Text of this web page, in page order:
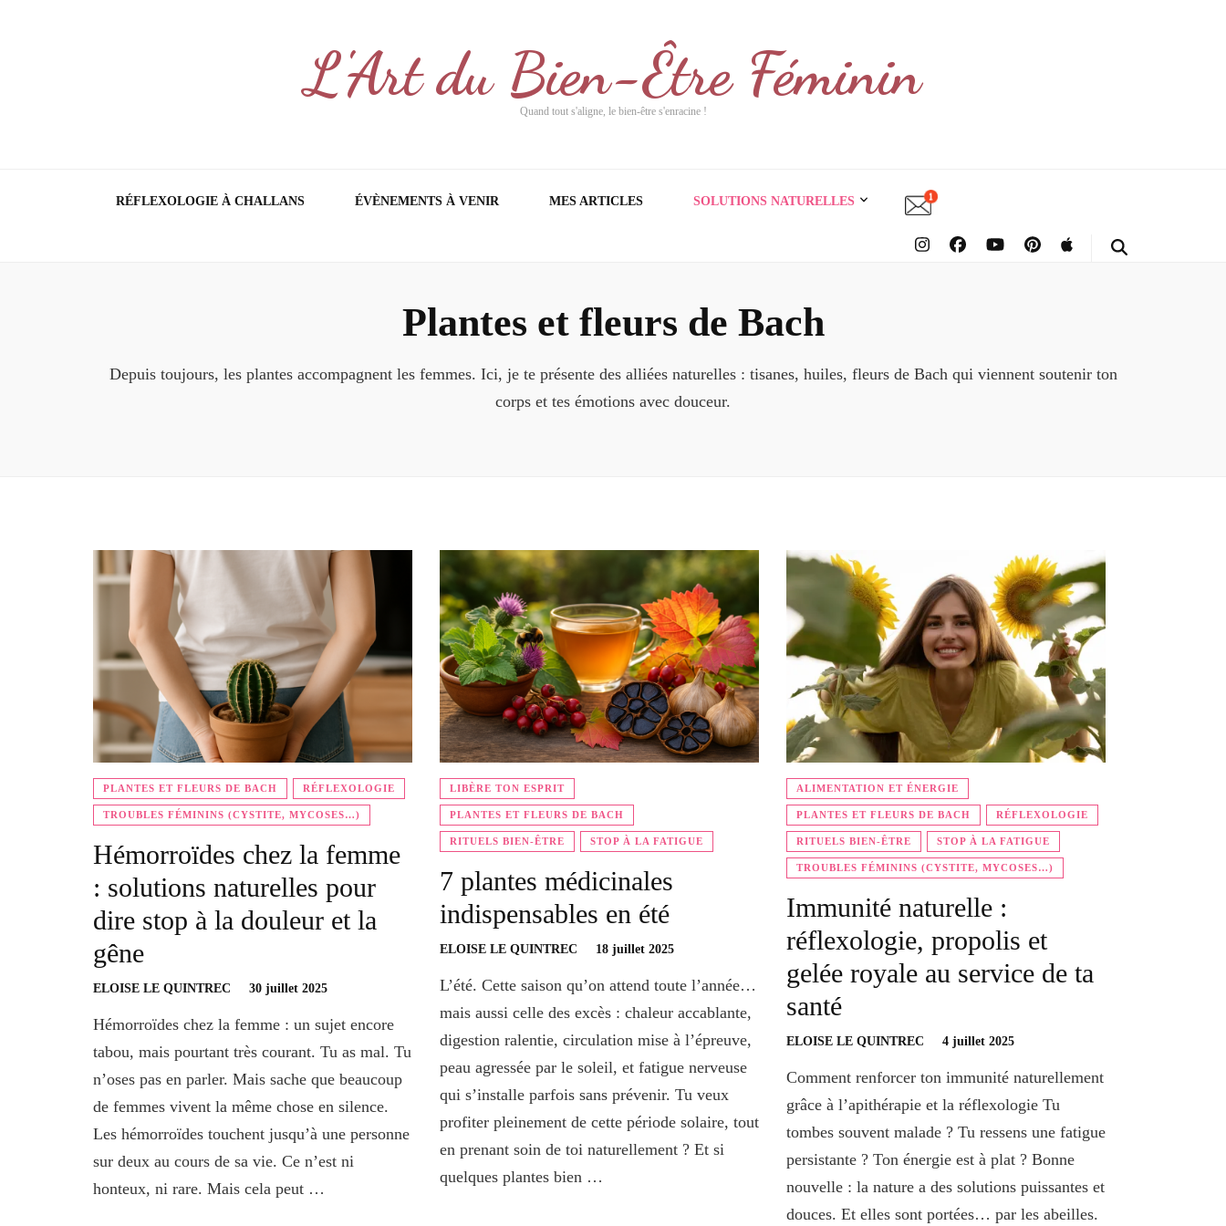
L'Art du Bien-Être Féminin
Quand tout s'aligne, le bien-être s'enracine !
RÉFLEXOLOGIE À CHALLANS ÉVÈNEMENTS À VENIR MES ARTICLES SOLUTIONS NATURELLES
Plantes et fleurs de Bach
Depuis toujours, les plantes accompagnent les femmes. Ici, je te présente des alliées naturelles : tisanes, huiles, fleurs de Bach qui viennent soutenir ton
corps et tes émotions avec douceur.
PLANTES ET FLEURS DE BACH RÉFLEXOLOGIE
TROUBLES FÉMININS (CYSTITE, MYCOSES…)
Hémorroïdes chez la femme
: solutions naturelles pour
dire stop à la douleur et la
gêne
ELOISE LE QUINTREC 30 juillet 2025
Hémorroïdes chez la femme : un sujet encore
tabou, mais pourtant très courant. Tu as mal. Tu
n’oses pas en parler. Mais sache que beaucoup
de femmes vivent la même chose en silence.
Les hémorroïdes touchent jusqu’à une personne
sur deux au cours de sa vie. Ce n’est ni
honteux, ni rare. Mais cela peut …
LIBÈRE TON ESPRIT
PLANTES ET FLEURS DE BACH
RITUELS BIEN-ÊTRE STOP À LA FATIGUE
7 plantes médicinales
indispensables en été
ELOISE LE QUINTREC 18 juillet 2025
L’été. Cette saison qu’on attend toute l’année…
mais aussi celle des excès : chaleur accablante,
digestion ralentie, circulation mise à l’épreuve,
peau agressée par le soleil, et fatigue nerveuse
qui s’installe parfois sans prévenir. Tu veux
profiter pleinement de cette période solaire, tout
en prenant soin de toi naturellement ? Et si
quelques plantes bien …
ALIMENTATION ET ÉNERGIE
PLANTES ET FLEURS DE BACH RÉFLEXOLOGIE
RITUELS BIEN-ÊTRE STOP À LA FATIGUE
TROUBLES FÉMININS (CYSTITE, MYCOSES…)
Immunité naturelle :
réflexologie, propolis et
gelée royale au service de ta
santé
ELOISE LE QUINTREC 4 juillet 2025
Comment renforcer ton immunité naturellement
grâce à l’apithérapie et la réflexologie Tu
tombes souvent malade ? Tu ressens une fatigue
persistante ? Ton énergie est à plat ? Bonne
nouvelle : la nature a des solutions puissantes et
douces. Et elles sont portées… par les abeilles.